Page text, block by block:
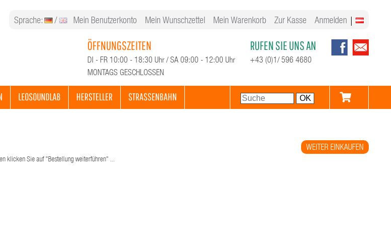
Sprache: / Mein Benutzerkonto Mein Wunschzettel Mein Warenkorb Zur Kasse Anmelden
ÖFFNUNGSZEITEN
DI - FR 10:00 - 18:30 Uhr / SA 09:00 - 12:00 Uhr
MONTAGS GESCHLOSSEN
RUFEN SIE UNS AN
+43 (0)1/ 596 4680
LEOSOUNDLAB HERSTELLER STRASSENBAHN
WEITER EINKAUFEN
klicken Sie auf "Bestellung weiterführen" ...